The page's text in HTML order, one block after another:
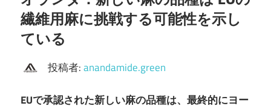
繊維用麻に挑戦する可能性を示し
ている
投稿者:anandamide.green
EUで承認された新しい麻の品種は、最終的にヨー